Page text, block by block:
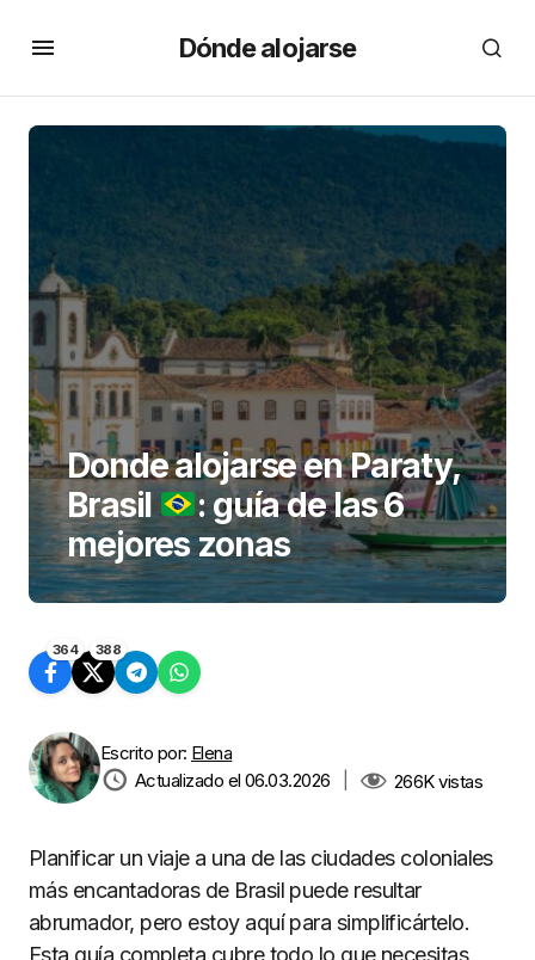
Dónde alojarse
Donde alojarse en Paraty,
Brasil
: guía de las 6
mejores zonas
364 388
Escrito por: Elena
Actualizado el 06.03.2026
266Kvistas
Planificar un viaje a una de las ciudades coloniales
más encantadoras de Brasil puede resultar
abrumador, pero estoy aquí para simplificártelo.
Esta guía completa cubre todo lo que necesitas